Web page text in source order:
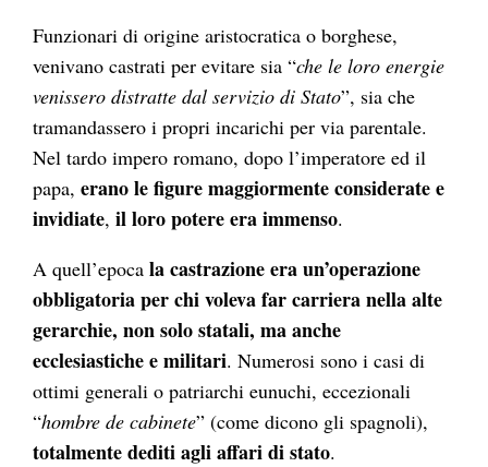
Funzionari di origine aristocratica o borghese,
venivano castrati per evitare sia “che le loro energie
venissero distratte dal servizio di Stato”, sia che
tramandassero i propri incarichi per via parentale.
Nel tardo impero romano, dopo l’imperatore ed il
papa,erano le figure maggiormente considerate e
invidiate,il loro potere era immenso.
A quell’epocala castrazione era un’operazione
obbligatoria per chi voleva far carriera nella alte
gerarchie, non solo statali, ma anche
ecclesiastiche e militari. Numerosi sono i casi di
ottimi generali o patriarchi eunuchi, eccezionali
“hombre de cabinete” (come dicono gli spagnoli),
totalmente dediti agli affari di stato.